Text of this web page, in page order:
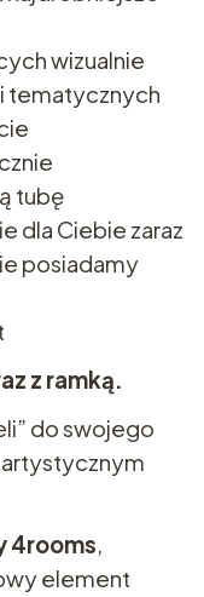
wizualnie
tematycznych
tubę
dla Ciebie zaraz
posiadamy
z ramką.
do swojego
artystycznym
4rooms,
element